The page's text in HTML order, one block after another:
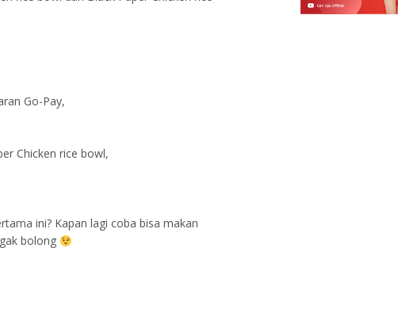
Go-Pay,
Chicken rice bowl,
ini? Kapan lagi coba bisa makan
bolong